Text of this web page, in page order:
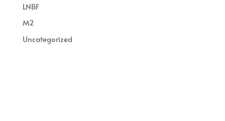
LNBF
M2
Uncategorized